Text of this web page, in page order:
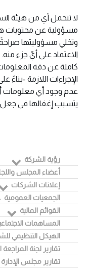
لا تتحمل أي من هيئة
مسؤولية عن محتويات
وتخلي مسؤوليتها
الاعتماد على أيّ جزء
كاملة عن دقة المعلومات
الإجراءات اللازمة -
عدم وجود أي معلومات
يتسبب إغفالها في جعل
رؤية الشركة
أعضاء المجلس
إعلانات الشركات
الجمعيات العمومية
القوائم المالية
المساهمات
الهيكل التنظيمي
تقارير لجنة المراجعة
تقارير مجلس